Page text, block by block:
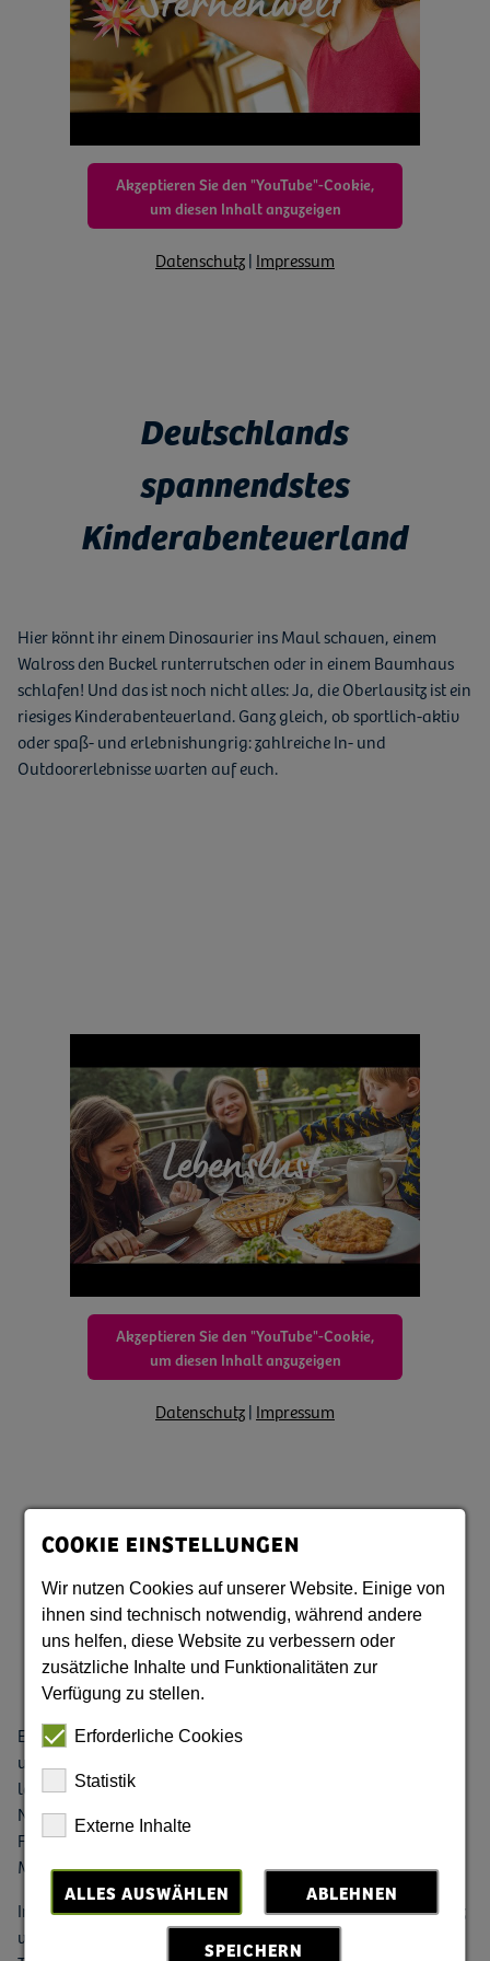
Akzeptieren Sie den "YouTube"-Cookie,
um diesen Inhalt anzuzeigen
Datenschutz| Impressum
Deutschlands
spannendstes
Kinderabenteuerland
Hier könnt ihr einem Dinosaurier ins Maul schauen, einem
Walross den Buckel runterrutschen oder in einem Baumhaus
schlafen! Und das ist noch nicht alles: Ja, die Oberlausitz ist ein
riesiges Kinderabenteuerland. Ganz gleich, ob sportlich-aktiv
oder spaß- und erlebnishungrig: zahlreiche In- und
Outdoorerlebnisse warten auf euch.
Akzeptieren Sie den "YouTube"-Cookie,
um diesen Inhalt anzuzeigen
Datenschutz| Impressum
Tausend Seen und Hundert
Berge
Erhole dich im Land der „Tausend Seen und hundert Berge“
und genieße die Zeit mit der Familie. Die Oberlausitz ist von
landschaftlicher Vielfalt geprägt – vom Strandfeeling im
Norden bis hin zu Bergpanoramen im Süden. Ideal für einen
Familienurlaub in der Natur - und euer ganz persönliches
Mikroabenteuer in der Oberlausitz.
Im sächsischen Teil der Oberlausitz, so berichtet Ranger Lorenz
vom UNESCO Biosphärenreservat Oberlausitzer Heide- und
COOKIE EINSTELLUNGEN
Wir nutzen Cookies auf unserer Website. Einige von
ihnen sind technisch notwendig, während andere
uns helfen, diese Website zu verbessern oder
zusätzliche Inhalte und Funktionalitäten zur
Verfügung zu stellen.
Erforderliche Cookies
Statistik
Externe Inhalte
ALLES AUSWÄHLEN ABLEHNEN
SPEICHERN